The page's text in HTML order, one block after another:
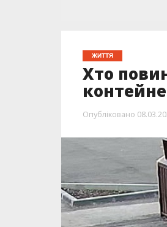
ЖИТТЯ
Хто
Опубліковано